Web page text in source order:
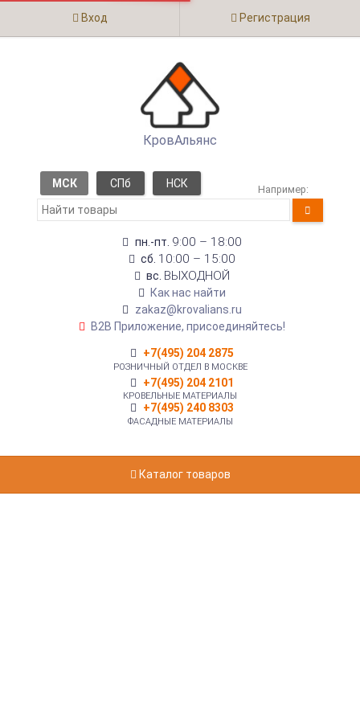
Вход Регистрация
КровАльянс
МСК СПб НСК Например:
пн.-пт. 9:00 – 18:00
сб. 10:00 – 15:00
вс. ВЫХОДНОЙ
Как нас найти
zakaz@krovalians.ru
B2B Приложение, присоединяйтесь!
+7(495) 204 2875
РОЗНИЧНЫЙ ОТДЕЛ В МОСКВЕ
+7(495) 204 2101
КРОВЕЛЬНЫЕ МАТЕРИАЛЫ
+7(495) 240 8303
ФАСАДНЫЕ МАТЕРИАЛЫ
Каталог товаров